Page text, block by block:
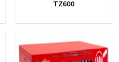
TZ600